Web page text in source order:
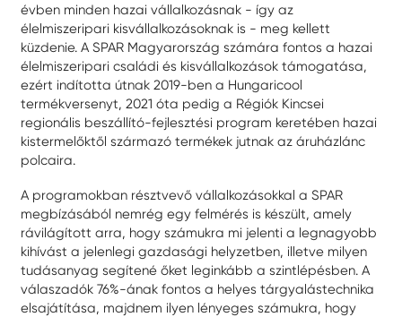
évben minden hazai vállalkozásnak - így az
élelmiszeripari kisvállalkozásoknak is - meg kellett
küzdenie. A SPAR Magyarország számára fontos a hazai
élelmiszeripari családi és kisvállalkozások támogatása,
ezért indította útnak 2019-ben a Hungaricool
termékversenyt, 2021 óta pedig a Régiók Kincsei
regionális beszállító-fejlesztési program keretében hazai
kistermelőktől származó termékek jutnak az áruházlánc
polcaira.
A programokban résztvevő vállalkozásokkal a SPAR
megbízásából nemrég egy felmérés is készült, amely
rávilágított arra, hogy számukra mi jelenti a legnagyobb
kihívást a jelenlegi gazdasági helyzetben, illetve milyen
tudásanyag segítené őket leginkább a szintlépésben. A
válaszadók 76%-ának fontos a helyes tárgyalástechnika
elsajátítása, majdnem ilyen lényeges számukra, hogy